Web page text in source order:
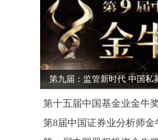
第九届：监管新时代 中国私
第十五届中国基金业金牛
第8届中国证券业分析师金